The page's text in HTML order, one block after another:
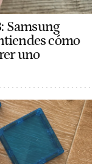
Samsung
cómo
uno